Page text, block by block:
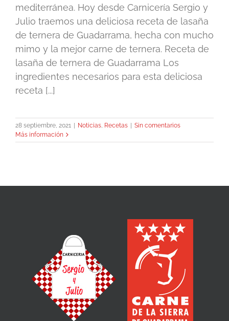
mediterránea. Hoy desde Carnicería Sergio y
Julio traemos una deliciosa receta de lasaña
de ternera de Guadarrama, hecha con mucho
mimo y la mejor carne de ternera. Receta de
lasaña de ternera de Guadarrama Los
ingredientes necesarios para esta deliciosa
receta [...]
28 septiembre, 2021 Noticias, Recetas
Sin comentarios
Más información